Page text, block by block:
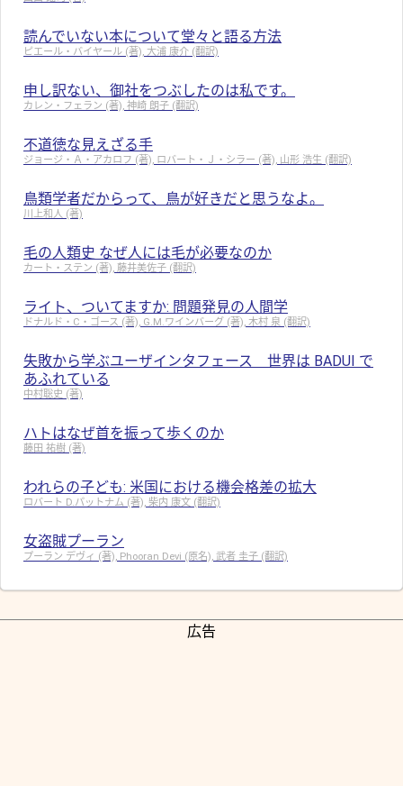
読んでいない本について堂々と語る方法
ピエール・バイヤール (著), 大浦 康介 (翻訳)
申し訳ない、御社をつぶしたのは私です。
カレン・フェラン (著), 神崎 朗子 (翻訳)
不道徳な見えざる手
ジョージ・Ａ・アカロフ (著), ロバート・Ｊ・シラー (著), 山形 浩生 (翻訳)
鳥類学者だからって、鳥が好きだと思うなよ。
川上和人 (著)
毛の人類史 なぜ人には毛が必要なのか
カート・ステン (著), 藤井美佐子 (翻訳)
ライト、ついてますか: 問題発見の人間学
ドナルド・C・ゴース (著), G.M.ワインバーグ (著), 木村 泉 (翻訳)
失敗から学ぶユーザインタフェース 世界は BADUI で
あふれている
中村聡史 (著)
ハトはなぜ首を振って歩くのか
藤田 祐樹 (著)
われらの子ども: 米国における機会格差の拡大
ロバート D.パットナム (著), 柴内 康文 (翻訳)
女盗賊プーラン
プーラン デヴィ (著), Phooran Devi (原名), 武者 圭子 (翻訳)
広告